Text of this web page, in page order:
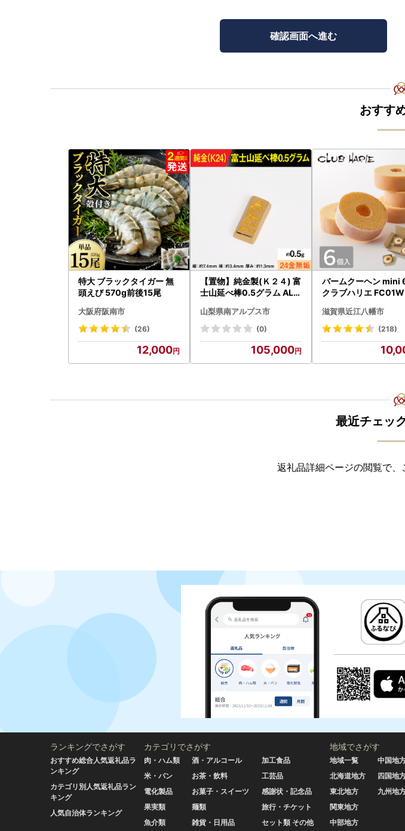
おすす
特大 ブラックタイガー 無
頭えび 570g前後15尾
大阪府阪南市
(26)
12,000
【置物】純金製(Ｋ２４) 富
士山延べ棒0.5グラム ALP
山梨県南アルプス市
(0)
105,000
バームクーヘン mini
クラブハリエ FC01W
ン
滋賀県近江八幡市
(218)
最近チェッ
返礼品詳細ページの閲覧で、
ランキングでさがす
おすすめ総合人気返礼品ラ
ンキング
カテゴリ別人気返礼品ラン
キング
人気自治体ランキング
カテゴリでさがす
肉・ハム類
米・パン
電化製品
果実類
魚介類
酒・アルコール
お茶・飲料
お菓子・スイーツ
麺類
雑貨・日用品
加工食品
工芸品
感謝状・記念品
旅行・チケット
セット類 その他
地域でさがす
地域一覧
北海道地方
東北地方
関東地方
中部地方
中国地
四国地
九州地